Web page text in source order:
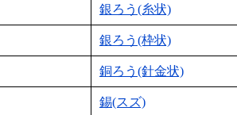
銀ろう(糸状)
銀ろう(枠状)
銅ろう(針金状)
錫(スズ)